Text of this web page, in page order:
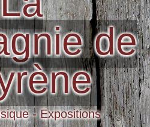
de
- Expositions